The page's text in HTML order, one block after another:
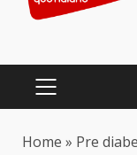
PRIMARY
Home » Pre